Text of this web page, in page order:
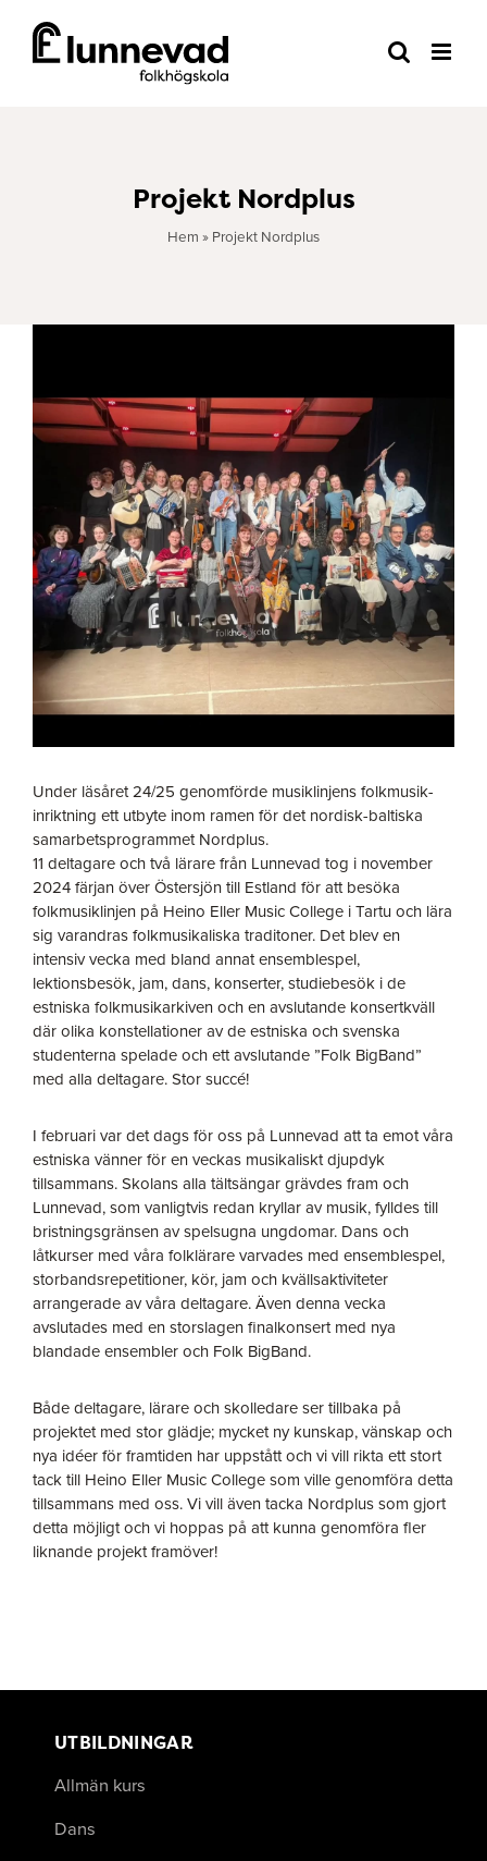
innehållet
Projekt Nordplus
Hem » Projekt Nordplus
Under läsåret 24/25 genomförde musiklinjens folkmusik-
inriktning ett utbyte inom ramen för det nordisk-baltiska
samarbetsprogrammet Nordplus.
11 deltagare och två lärare från Lunnevad tog i november
2024 färjan över Östersjön till Estland för att besöka
folkmusiklinjen på Heino Eller Music College i Tartu och lära
sig varandras folkmusikaliska traditoner. Det blev en
intensiv vecka med bland annat ensemblespel,
lektionsbesök, jam, dans, konserter, studiebesök i de
estniska folkmusikarkiven och en avslutande konsertkväll
där olika konstellationer av de estniska och svenska
studenterna spelade och ett avslutande ”Folk BigBand”
med alla deltagare. Stor succé!
I februari var det dags för oss på Lunnevad att ta emot våra
estniska vänner för en veckas musikaliskt djupdyk
tillsammans. Skolans alla tältsängar grävdes fram och
Lunnevad, som vanligtvis redan kryllar av musik, fylldes till
bristningsgränsen av spelsugna ungdomar. Dans och
låtkurser med våra folklärare varvades med ensemblespel,
storbandsrepetitioner, kör, jam och kvällsaktiviteter
arrangerade av våra deltagare. Även denna vecka
avslutades med en storslagen finalkonsert med nya
blandade ensembler och Folk BigBand.
Både deltagare, lärare och skolledare ser tillbaka på
projektet med stor glädje; mycket ny kunskap, vänskap och
nya idéer för framtiden har uppstått och vi vill rikta ett stort
tack till Heino Eller Music College som ville genomföra detta
tillsammans med oss. Vi vill även tacka Nordplus som gjort
detta möjligt och vi hoppas på att kunna genomföra fler
liknande projekt framöver!
UTBILDNINGAR
Allmän kurs
Dans